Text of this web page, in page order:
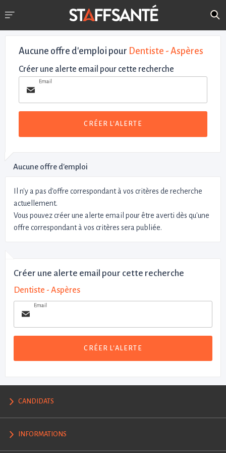
Aucune offre d'emploi pour Dentiste - Aspères
Créer une alerte email pour cette recherche
Email
CRÉER L'ALERTE
Aucune offre d'emploi
Il n'y a pas d'offre correspondant à vos critères de recherche
actuellement.
Vous pouvez créer une alerte email pour être averti dès qu'une
offre correspondant à vos critères sera publiée.
Créer une alerte email pour cette recherche
Dentiste - Aspères
Email
CRÉER L'ALERTE
CANDIDATS
INFORMATIONS